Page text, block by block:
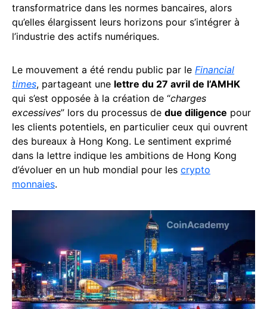
transformatrice dans les normes bancaires, alors
qu’elles élargissent leurs horizons pour s’intégrer à
l’industrie des actifs numériques.
Le mouvement a été rendu public par le Financial
times, partageant une lettre du 27 avril de l’AMHK
qui s’est opposée à la création de “charges
excessives” lors du processus de due diligence pour
les clients potentiels, en particulier ceux qui ouvrent
des bureaux à Hong Kong. Le sentiment exprimé
dans la lettre indique les ambitions de Hong Kong
d’évoluer en un hub mondial pour les crypto
monnaies.